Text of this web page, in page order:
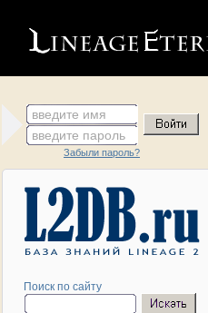
введите имя
введите пароль
Забыли пароль?
Поиск по сайту